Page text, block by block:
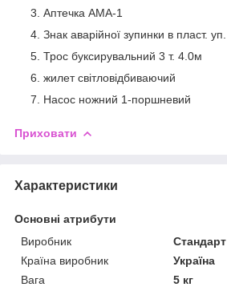
Аптечка АМА-1
Знак аварійної зупинки в пласт. уп.
Трос буксирувальний 3 т. 4.0м
жилет світловідбиваючий
Насос ножний 1-поршневий
Приховати
Характеристики
Основні атрибути
Виробник
Стандарт
Країна виробник
Україна
Вага
5 кг